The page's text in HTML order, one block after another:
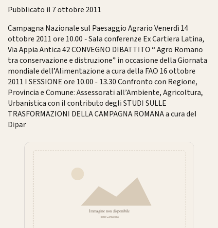
Pubblicato il 7 ottobre 2011
Campagna Nazionale sul Paesaggio Agrario Venerdì 14
ottobre 2011 ore 10.00 - Sala conferenze Ex Cartiera Latina,
Via Appia Antica 42 CONVEGNO DIBATTITO “ Agro Romano
tra conservazione e distruzione” in occasione della Giornata
mondiale dell’Alimentazione a cura della FAO 16 ottobre
2011 I SESSIONE ore 10.00 - 13.30 Confronto con Regione,
Provincia e Comune: Assessorati all’Ambiente, Agricoltura,
Urbanistica con il contributo degli STUDI SULLE
TRASFORMAZIONI DELLA CAMPAGNA ROMANA a cura del
Dipar